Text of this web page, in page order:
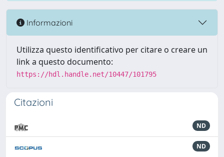
Informazioni
Utilizza questo identificativo per citare o creare un
link a questo documento:
https://hdl.handle.net/10447/101795
Citazioni
ND
ND